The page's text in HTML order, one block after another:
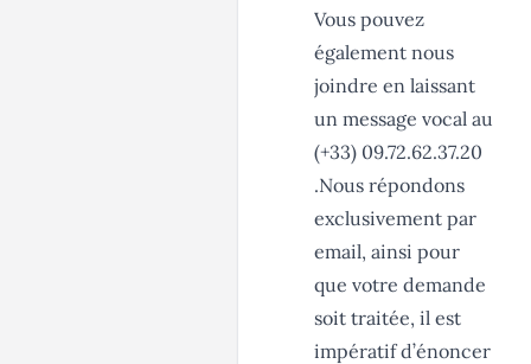
Vous pouvez
également nous
joindre en laissant
un message vocal au
(+33) 09.72.62.37.20
.Nous répondons
exclusivement par
email, ainsi pour
que votre demande
soit traitée, il est
impératif d’énoncer